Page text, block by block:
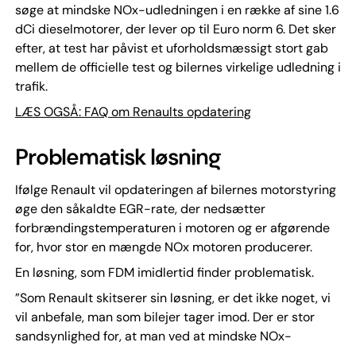
søge at mindske NOx-udledningen i en række af sine 1.6
dCi dieselmotorer, der lever op til Euro norm 6. Det sker
efter, at test har påvist et uforholdsmæssigt stort gab
mellem de officielle test og bilernes virkelige udledning i
trafik.
LÆS OGSÅ: FAQ om Renaults opdatering
Problematisk løsning
Ifølge Renault vil opdateringen af bilernes motorstyring
øge den såkaldte EGR-rate, der nedsætter
forbrændingstemperaturen i motoren og er afgørende
for, hvor stor en mængde NOx motoren producerer.
En løsning, som FDM imidlertid finder problematisk.
”Som Renault skitserer sin løsning, er det ikke noget, vi
vil anbefale, man som bilejer tager imod. Der er stor
sandsynlighed for, at man ved at mindske NOx-